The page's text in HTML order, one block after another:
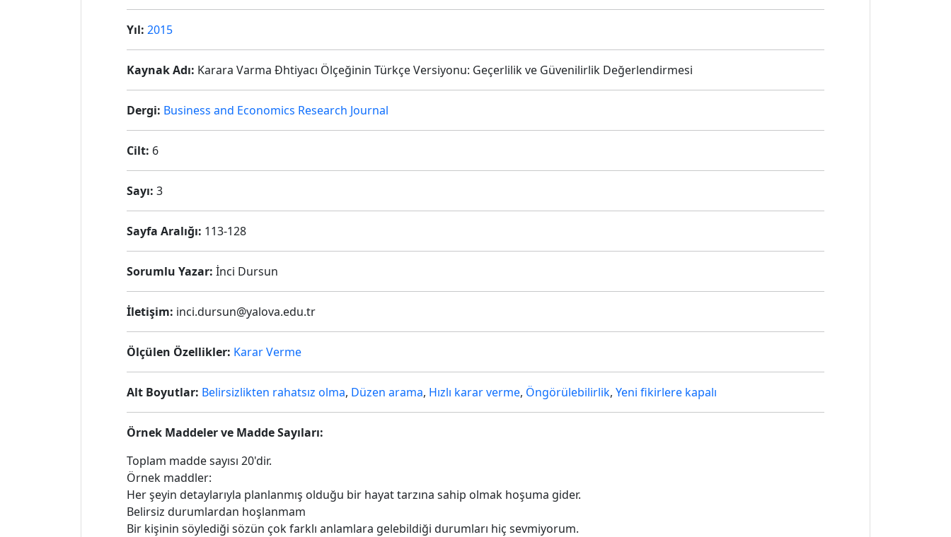
Yıl: 2015
Kaynak Adı: Karara Varma Đhtiyacı Ölçeğinin Türkçe Versiyonu: Geçerlilik ve Güvenilirlik Değerlendirmesi
Dergi: Business and Economics Research Journal
Cilt: 6
Sayı: 3
Sayfa Aralığı: 113-128
Sorumlu Yazar: İnci Dursun
İletişim: inci.dursun@yalova.edu.tr
Ölçülen Özellikler: Karar Verme
Alt Boyutlar: Belirsizlikten rahatsız olma, Düzen arama, Hızlı karar verme, Öngörülebilirlik, Yeni fikirlere kapalı
Örnek Maddeler ve Madde Sayıları:
Toplam madde sayısı 20'dir.
Örnek maddler:
Her şeyin detaylarıyla planlanmış olduğu bir hayat tarzına sahip olmak hoşuma gider.
Belirsiz durumlardan hoşlanmam
Bir kişinin söylediği sözün çok farklı anlamlara gelebildiği durumları hiç sevmiyorum.